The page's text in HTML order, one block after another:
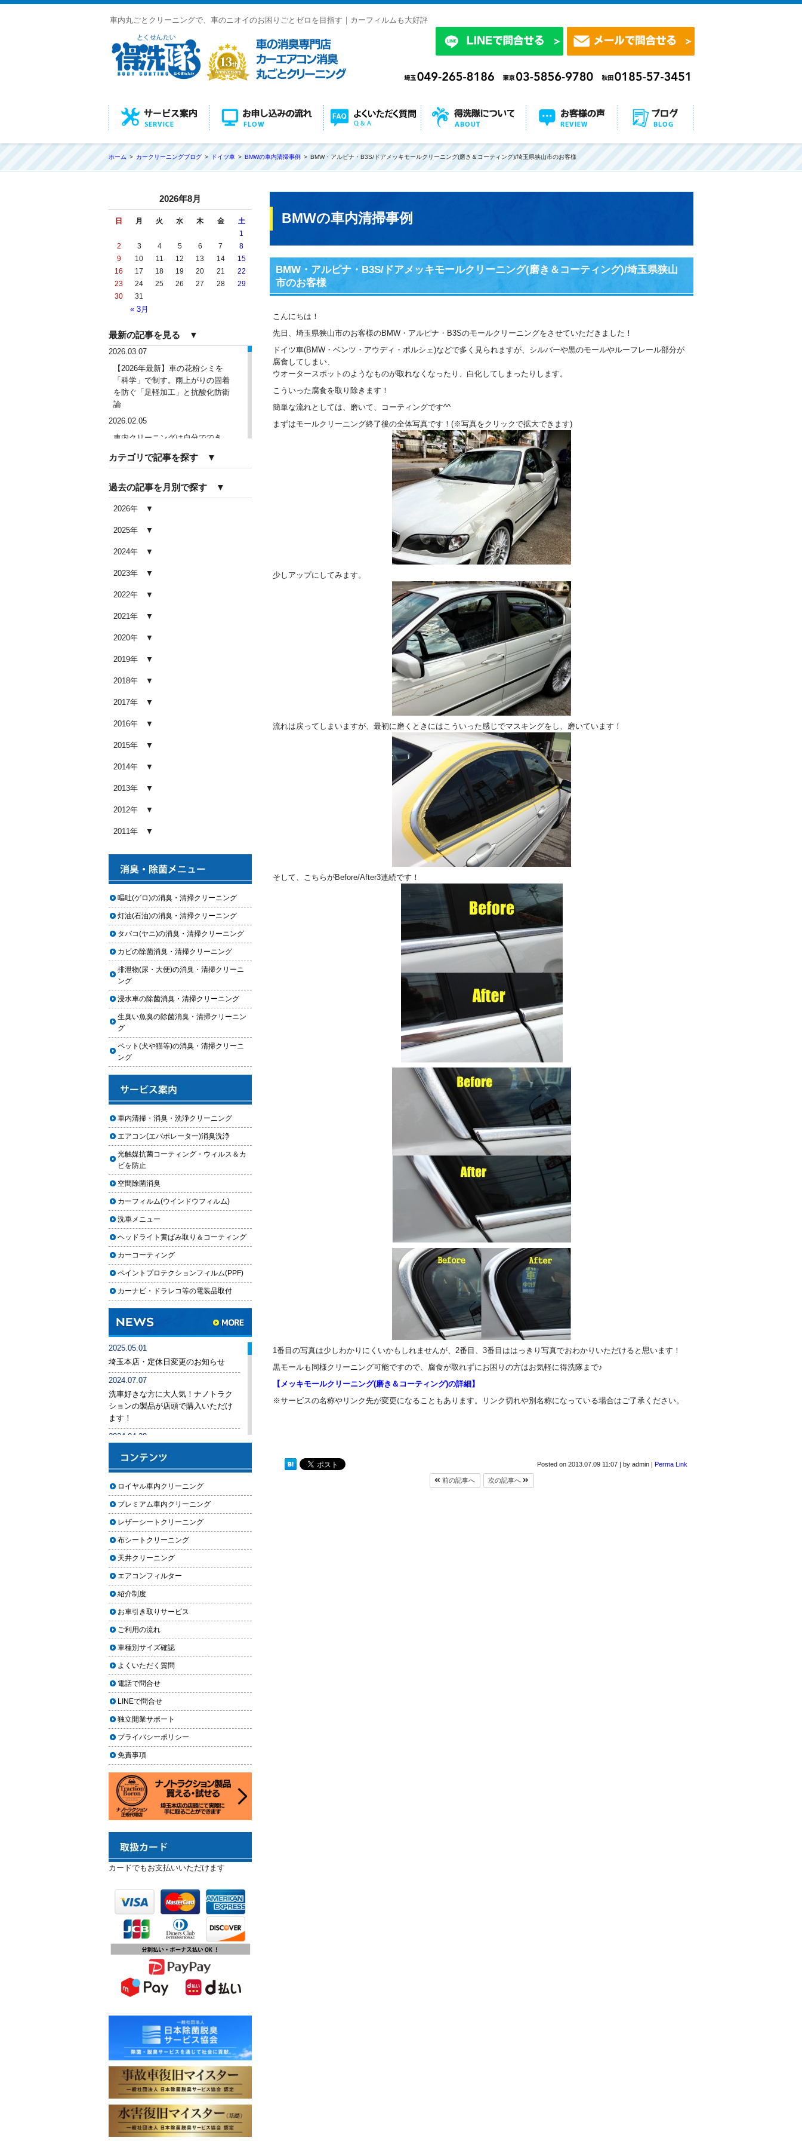
車内丸ごとクリーニングで、車のニオイのお困りごとゼロを目指す｜カーフィルムも大好評
ホーム カークリーニングブログ ドイツ車 BMWの車内清掃事例 BMW・アルピナ・B3S/ドアメッキモールクリーニング(磨き＆コーティング)/埼玉県狭山市のお客様
BMWの車内清掃事例
BMW・アルピナ・B3S/ドアメッキモールクリーニング(磨き＆コーティング)/埼玉県狭山
市のお客様
こんにちは！
先日、埼玉県狭山市のお客様のBMW・アルピナ・B3Sのモールクリーニングをさせていただきました！
ドイツ車(BMW・ベンツ・アウディ・ポルシェ)などで多く見られますが、シルバーや黒のモールやルーフレール部分が
腐食してしまい、
ウオータースポットのようなものが取れなくなったり、白化してしまったりします。
こういった腐食を取り除きます！
簡単な流れとしては、磨いて、コーティングです^^
まずはモールクリーニング終了後の全体写真です！(※写真をクリックで拡大できます)
少しアップにしてみます。
流れは戻ってしまいますが、最初に磨くときにはこういった感じでマスキングをし、磨いています！
そして、こちらがBefore/After3連続です！
1番目の写真は少しわかりにくいかもしれませんが、2番目、3番目ははっきり写真でおわかりいただけると思います！
黒モールも同様クリーニング可能ですので、腐食が取れずにお困りの方はお気軽に得洗隊まで♪
【メッキモールクリーニング(磨き＆コーティング)の詳細】
※サービスの名称やリンク先が変更になることもあります。リンク切れや別名称になっている場合はご了承ください。
Posted on 2013.07.09 11:07| by admin| Perma Link
前の記事へ 次の記事へ
2026年8月
日 月 火 水 木 金 土
« 3月
1
2
3 4 5 6 7
8
9
10 11 12 13 14
15
16
17 18 19 20 21
22
23
24 25 26 27 28
29
30
31
最新の記事を見る ▼
2026.03.07
【2026年最新】車の花粉シミを
「科学」で制す。雨上がりの固着
を防ぐ「足軽加工」と抗酸化防衛
論
2026.02.05
車内クリーニングは自分ででき
界を徹底解説
車内クリーニングで失敗する人の
共通点｜やってはいけない5つの判
2026.02.03
車内クリーニング業者の選び方｜
つのポイント
2026.02.02
果を感じない人が見落としている3
つの原因
自分でできる？プロに頼むべき境
2026.01.05
【2026年版】車内の臭いが取れな
ビ別の正しい対処法
2026.01.04
どこまでやるべき？目的別おすす
め内容と費用目安
別に徹底比較
2026.01.02
ヘッドライト黄ばみ取りの料金相
場｜イエローハット・オートバッ
クス・専門店を徹底比較【2026年
版】
2026.01.01
【2026年版】イエローハットのカ
ーフィルム料金はいくら？施工内
容・相場・安くするコツ
2025.12.05
車のヘッドライト交換のタイミン
グと費用
2025.12.04
車のサスペンション交換の必要性
車のフロントガラス交換の料金相
場と作業手順
車のドアロック修理の料金と作業
手順
【2026年最新】車の花粉シミを
「科学」で制す。雨上がりの固着
を防ぐ「足軽加工」と抗酸化防衛
論
車内クリーニングは自分ででき
る？DIY清掃と業者依頼の違い・限
界を徹底解説
車内クリーニングで失敗する人の
共通点｜やってはいけない5つの判
断ミス
後悔しないために必ず確認すべき5
つのポイント
果を感じない人が見落としている3
つの原因
【2026年版】車内クリーニングは
自分でできる？プロに頼むべき境
界線と失敗例
い原因とは？タバコ・ペット・カ
ビ別の正しい対処法
【2026年版】車内クリーニングは
どこまでやるべき？目的別おすす
め内容と費用目安
【2026年版】車内クリーニングの
料金相場はいくら？内容別・業者
別に徹底比較
ヘッドライト黄ばみ取りの料金相
場｜イエローハット・オートバッ
クス・専門店を徹底比較【2026年
版】
【2026年版】イエローハットのカ
ーフィルム料金はいくら？施工内
容・相場・安くするコツ
車のヘッドライト交換のタイミン
グと費用
車のサスペンション交換の必要性
と費用
車のフロントガラス交換の料金相
場と作業手順
車のドアロック修理の料金と作業
カテゴリで記事を探す ▼
過去の記事を月別で探す ▼
2026年
2025年
2024年
2023年
2022年
2021年
2020年
2019年
2018年
2017年
2016年
2015年
2014年
2013年
2012年
2011年
嘔吐(ゲロ)の消臭・清掃クリーニング
灯油(石油)の消臭・清掃クリーニング
タバコ(ヤニ)の消臭・清掃クリーニング
カビの除菌消臭・清掃クリーニング
排泄物(尿・大便)の消臭・清掃クリーニ
ング
浸水車の除菌消臭・清掃クリーニング
生臭い魚臭の除菌消臭・清掃クリーニン
グ
ペット(犬や猫等)の消臭・清掃クリーニ
ング
車内清掃・消臭・洗浄クリーニング
エアコン(エバポレーター)消臭洗浄
光触媒抗菌コーティング・ウィルス＆カ
ビを防止
空間除菌消臭
カーフィルム(ウインドウフィルム)
洗車メニュー
ヘッドライト黄ばみ取り＆コーティング
カーコーティング
ペイントプロテクションフィルム(PPF)
カーナビ・ドラレコ等の電装品取付
2025.05.01
埼玉本店・定休日変更のお知らせ
2024.07.07
洗車好きな方に大人気！ナノトラク
ションの製品が店頭で購入いただけ
ます！
2024.04.28
リース
2024年ゴールデンウィーク期間中の
営業予定（埼玉本店・東京足立店・
秋田能代店）
2024.03.23
埼玉のFMラジオ・NACK5で取り上げ
ていただきました
2024.03.22
埼玉本店が東京方面からこれまで以
上に利用しやすく
2024.02.29
2024年3月14日・臨時休業のお知らせ
2023.12.21
年末年始の予定（2023年-2024年）
2023.11.26
年末に「車も大掃除」をしようキャ
ンペーン
2023.11.22
「＃埼玉」という埼玉県のお店や企
業を紹介するサイトで紹介されまし
た
2023.10.30
コーティングが無料で利用できるチ
ャンス！X（旧Twitter）キャンペーン
2023.10.21
秋田県の「能代ポータル」にて得洗
隊を紹介いただきました
第15回ふじみ野市産業まつりに出店
します
2023.10.09
チバテレビ「チバテレ稼ぐ力養成講
座・講座会員インタビュー」で弊社
代表 大屋のインタビューが紹介され
2023.09.27
2023年10月1日オープン！
ロイヤル車内クリーニング
プレミアム車内クリーニング
レザーシートクリーニング
布シートクリーニング
天井クリーニング
エアコンフィルター
紹介制度
お車引き取りサービス
ご利用の流れ
車種別サイズ確認
よくいただく質問
電話で問合せ
LINEで問合せ
独立開業サポート
プライバシーポリシー
免責事項
カードでもお支払いいただけます